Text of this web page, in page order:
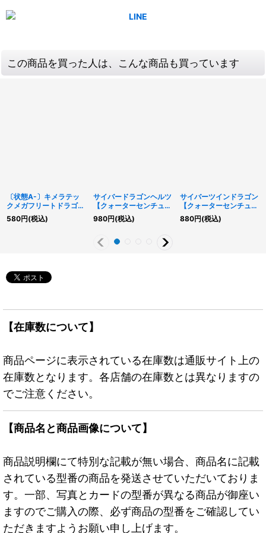
この商品を買った人は、こんな商品も買っています
〔状態A-〕キメラテッ
クメガフリートドラゴン
【クォーターセンチュリ
ーシークレット】
580円(税込)
サイバードラゴンヘルツ
【クォーターセンチュリ
ーシークレット】
{QCCP-JP017}《モン
980円(税込)
サイバーツインドラゴン
【クォーターセンチュリ
ーシークレット】
{QCCP-JP020}《融
880円(税込)
【在庫数について】
商品ページに表示されている在庫数は通販サイト上の
在庫数となります。各店舗の在庫数とは異なりますの
でご注意ください。
【商品名と商品画像について】
商品説明欄にて特別な記載が無い場合、商品名に記載
されている型番の商品を発送させていただいておりま
す。一部、写真とカードの型番が異なる商品が御座い
ますのでご購入の際、必ず商品の型番をご確認してい
ただきますようお願い申し上げます。